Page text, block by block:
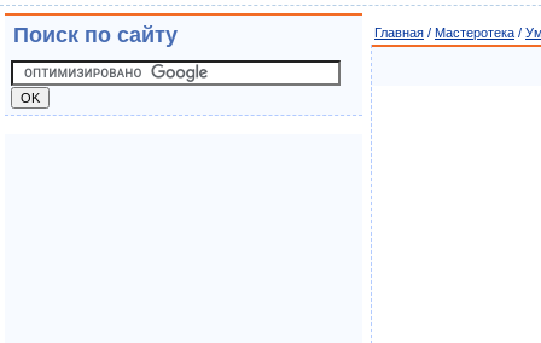
Главная / Мастеротека /
Поиск по сайту